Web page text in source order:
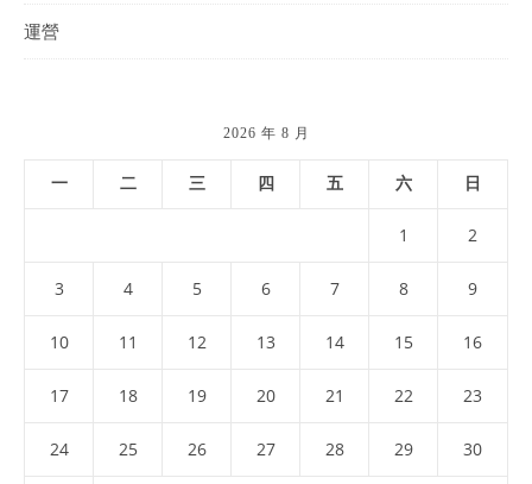
運營
2026 年 8 月
一 二 三 四 五 六 日
1 2
3 4 5 6 7 8 9
10 11 12 13 14 15 16
17 18 19 20 21 22 23
24 25 26 27 28 29 30